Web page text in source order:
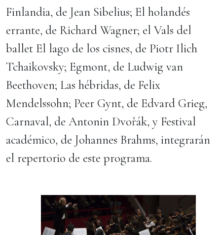
Finlandia, de Jean Sibelius; El holandés
errante, de Richard Wagner; el Vals del
ballet El lago de los cisnes, de Piotr Ilich
Tchaikovsky; Egmont, de Ludwig van
Beethoven; Las hébridas, de Felix
Mendelssohn; Peer Gynt, de Edvard Grieg,
Carnaval, de Antonin Dvořák, y Festival
académico, de Johannes Brahms, integrarán
el repertorio de este programa.